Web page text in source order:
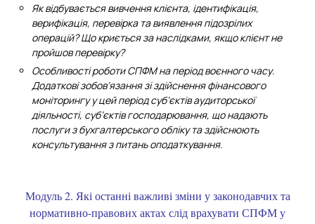
Як відбувається вивчення клієнта, ідентифікація,
верифікація, перевірка та виявлення підозрілих
операцій? Що криється за наслідками, якщо клієнт не
пройшов перевірку?
Особливості роботи СПФМ на період воєнного часу.
Додаткові зобов’язання зі здійснення фінансового
моніторингу у цей період суб’єктів аудиторської
діяльності, суб’єктів господарювання, що надають
послуги з бухгалтерського обліку та здійснюють
консультування з питань оподаткування.
Модуль 2. Які останні важливі зміни у законодавчих та
нормативно-правових актах слід врахувати СПФМ у